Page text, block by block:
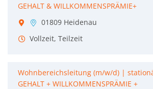
GEHALT & WILLKOMMENSPRÄMIE+
01809 Heidenau
Vollzeit, Teilzeit
Wohnbereichsleitung (m/w/d) |
GEHALT + WILLKOMMENSPRÄMIE +